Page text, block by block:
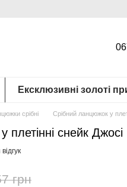
Ексклюзивні золоті
срібні Срібний ланцюжок у
плетінні снейк Джосі
грн